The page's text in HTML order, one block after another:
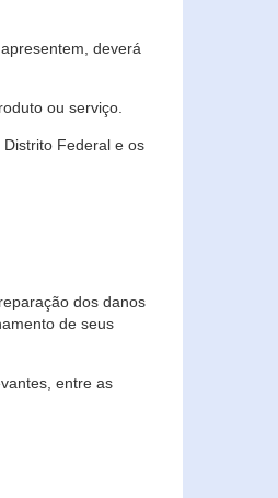
deverá
ou serviço.
Federal e os
dos danos
de seus
entre as